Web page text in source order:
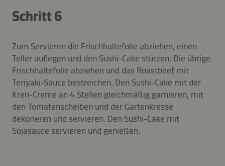
Schritt 6
Zum Servieren die Frischhaltefolie abziehen, einen
Teller auflegen und den Sushi-Cake stürzen. Die übrige
Frischhaltefolie abziehen und das Roastbeef mit
Teriyaki-Sauce bestreichen. Den Sushi-Cake mit der
Kren-Creme an 4 Stellen gleichmäßig garnieren, mit
den Tomatenscheiben und der Gartenkresse
dekorieren und servieren. Den Sushi-Cake mit
Sojasauce servieren und genießen.